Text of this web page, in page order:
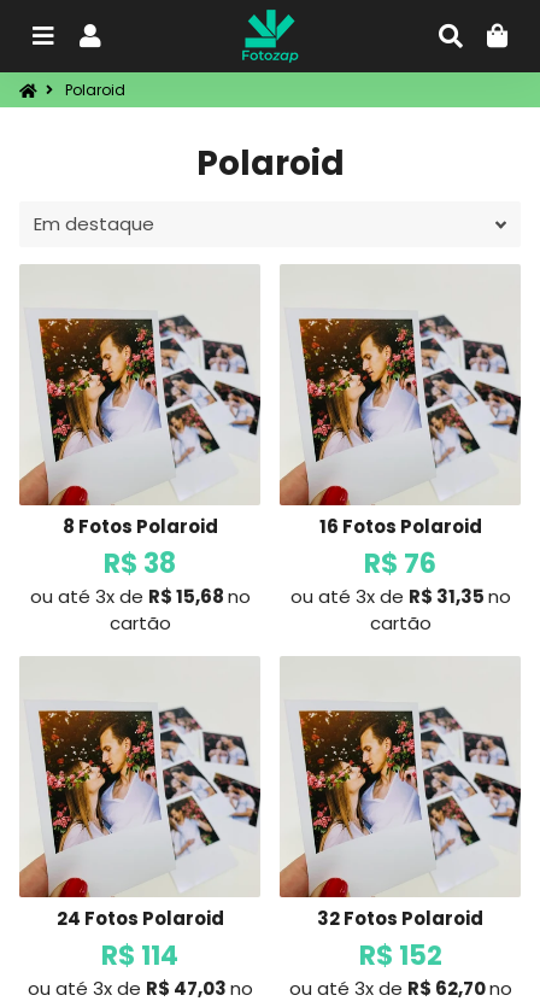
Menu
Polaroid
Polaroid
8 Fotos Polaroid
R$ 38
Preço
normal
ou até 3x de R$ 15,68no
cartão
16 Fotos Polaroid
R$ 76
Preço
normal
ou até 3x de R$ 31,35no
cartão
24 Fotos Polaroid
R$ 114
Preço
ou até 3x de R$ 47,03no
32 Fotos Polaroid
R$ 152
Preço
ou até 3x de R$ 62,70no